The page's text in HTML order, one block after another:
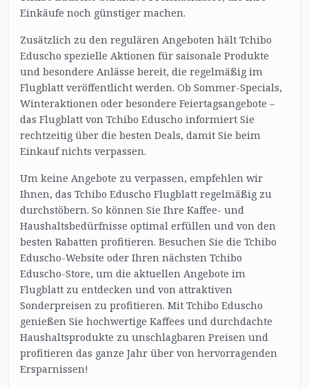
Einkäufe noch günstiger machen.
Zusätzlich zu den regulären Angeboten hält Tchibo
Eduscho spezielle Aktionen für saisonale Produkte
und besondere Anlässe bereit, die regelmäßig im
Flugblatt veröffentlicht werden. Ob Sommer-Specials,
Winteraktionen oder besondere Feiertagsangebote –
das Flugblatt von Tchibo Eduscho informiert Sie
rechtzeitig über die besten Deals, damit Sie beim
Einkauf nichts verpassen.
Um keine Angebote zu verpassen, empfehlen wir
Ihnen, das Tchibo Eduscho Flugblatt regelmäßig zu
durchstöbern. So können Sie Ihre Kaffee- und
Haushaltsbedürfnisse optimal erfüllen und von den
besten Rabatten profitieren. Besuchen Sie die Tchibo
Eduscho-Website oder Ihren nächsten Tchibo
Eduscho-Store, um die aktuellen Angebote im
Flugblatt zu entdecken und von attraktiven
Sonderpreisen zu profitieren. Mit Tchibo Eduscho
genießen Sie hochwertige Kaffees und durchdachte
Haushaltsprodukte zu unschlagbaren Preisen und
profitieren das ganze Jahr über von hervorragenden
Ersparnissen!